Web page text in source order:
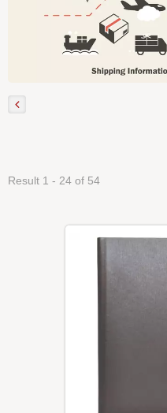
Result 1 - 24 of 54